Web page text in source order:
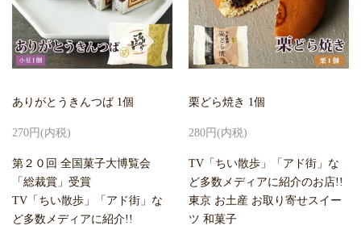
ありがとうきんつば 1個
270円(内税)
第２０回 全国菓子大博覧会
「総裁賞」受賞
TV「ちい散歩」「アド街」な
ど多数メディアに紹介!!
栗どら焼き 1個
280円(内税)
TV「ちい散歩」「アド街」な
ど多数メディアに紹介のお店!!
東京 お土産 お取り寄せスイー
ツ 和菓子